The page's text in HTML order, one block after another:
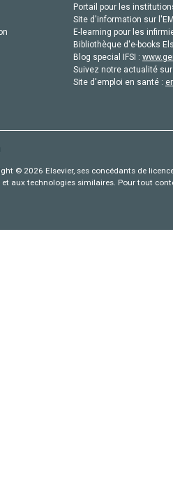
Portail pour les
Site d'information sur
E-learning pour les
Bibliothèque d'e-books
Blog special IFSI :
Suivez notre actualité
Site d'emploi en santé :
© 2026 Elsevier, ses concédants de
aux technologies similaires. Pour tout